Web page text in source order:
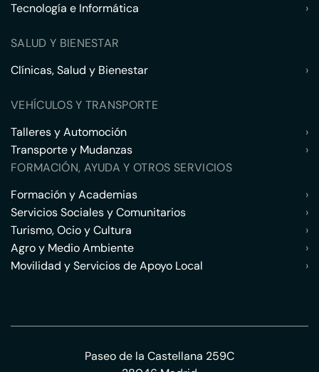
Tecnología e Informática
›
SALUD Y BIENESTAR
Clínicas, Salud y Bienestar
›
VEHÍCULOS Y TRANSPORTE
Talleres y Automoción
›
Transporte y Mudanzas
›
FORMACIÓN, AYUDA Y OTROS SERVICIOS
Formación y Academias
›
Servicios Sociales y Comunitarios
›
Turismo, Ocio y Cultura
›
Agro y Medio Ambiente
›
Movilidad y Servicios de Apoyo Local
›
Paseo de la Castellana 259C